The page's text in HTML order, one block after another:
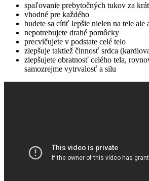
spaľovanie prebytočných tukov za
vhodné pre každého
budete sa cítiť lepšie nielen na tele ale
nepotrebujete drahé pomôcky
precvičujete v podstate celé telo
zlepšuje taktiež činnosť srdca
zlepšujete obratnosť celého tela,
samozrejme vytrvalosť a silu